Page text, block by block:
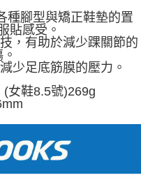
種腳型與矯正鞋墊的置
貼感受。
，有助於減少踝關節的
少足底筋膜的壓力。
(女鞋8.5號)269g